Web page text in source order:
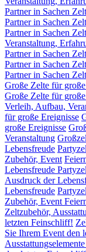
Partner in Sachen Zelt
Partner in Sachen
Partner in Sachen Zelt
Veranstaltung,
Partner in Sachen Zelt
Partner in Sachen
Partner in Sachen Zelt
Große Zelte für
Große Zelte für
Verleih, Aufbau,
für große Ereignisse
große Ereignisse
Veranstaltung
Lebensfreude
Zubehör, Event
Lebensfreude
Ausdruck der
Lebensfreude
Zubehör, Event
Zeltzubehör,
letzten Feinschliff!
Sie Ihrem Event den